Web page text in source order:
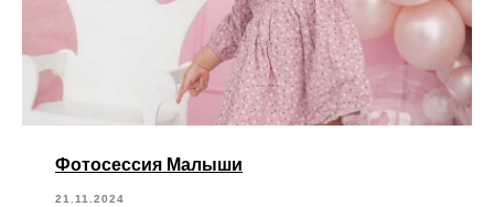
Фотосессия Малыши
21.11.2024